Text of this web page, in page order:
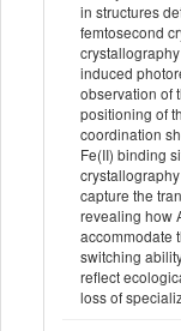
in structures
femtosecond
induced
observation of
positioning of
coordination
Fe(II) binding
capture the
revealing how
accommodate
switching
reflect
loss of